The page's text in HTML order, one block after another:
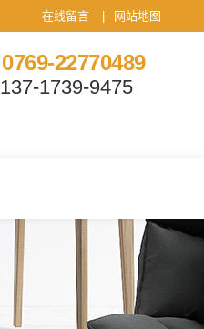
在线留言 网站地图
0769-22770489
137-1739-9475